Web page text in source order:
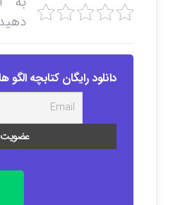
دانلود رایگان کتابچه الگو